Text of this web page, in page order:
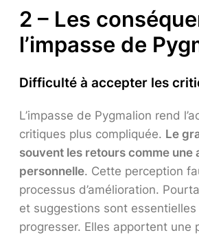
2 – Les
l’impasse de
Difficulté à accepter les
L’impasse de Pygmalion rend
critiques plus compliquée. Le
souvent les retours comme une
personnelle. Cette perception
processus d’amélioration.
et suggestions sont essentielles
progresser. Elles apportent une